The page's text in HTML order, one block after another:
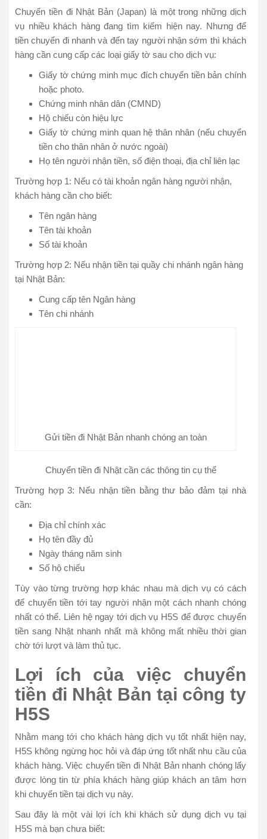
Chuyển tiền đi Nhật Bản (Japan) là một trong những dịch
vụ nhiều khách hàng đang tìm kiếm hiện nay. Nhưng để
tiền chuyển đi nhanh và đến tay người nhận sớm thì khách
hàng cần cung cấp các loại giấy tờ sau cho dịch vụ:
Giấy tờ chứng minh mục đích chuyển tiền bản chính
hoặc photo.
Chứng minh nhân dân (CMND)
Hộ chiếu còn hiệu lực
Giấy tờ chứng minh quan hệ thân nhân (nếu chuyển
tiền cho thân nhân ở nước ngoài)
Họ tên người nhận tiền, số điện thoại, địa chỉ liên lạc
Trường hợp 1: Nếu có tài khoản ngân hàng người nhận,
khách hàng cần cho biết:
Tên ngân hàng
Tên tài khoản
Số tài khoản
Trường hợp 2: Nếu nhận tiền tại quầy chi nhánh ngân hàng
tại Nhật Bản:
Cung cấp tên Ngân hàng
Tên chi nhánh
Gửi tiền đi Nhật Bản nhanh chóng an toàn
Chuyển tiền đi Nhật cần các thông tin cụ thể
Trường hợp 3: Nếu nhận tiền bằng thư bảo đảm tại nhà
cần:
Địa chỉ chính xác
Họ tên đầy đủ
Ngày tháng năm sinh
Số hộ chiếu
Tùy vào từng trường hợp khác nhau mà dịch vụ có cách
để chuyển tiền tới tay người nhận một cách nhanh chóng
nhất có thể. Liên hệ ngay tới dịch vụ H5S để được chuyển
tiền sang Nhật nhanh nhất mà không mất nhiều thời gian
chờ tới lượt và làm thủ tục.
Lợi ích của việc chuyển
tiền đi Nhật Bản tại công ty
H5S
Nhằm mang tới cho khách hàng dịch vụ tốt nhất hiện nay,
H5S không ngừng học hỏi và đáp ứng tốt nhất nhu cầu của
khách hàng. Việc chuyển tiền đi Nhật Bản nhanh chóng lấy
được lòng tin từ phía khách hàng giúp khách an tâm hơn
khi chuyển tiền tại dịch vụ này.
Sau đây là một vài lợi ích khi khách sử dụng dịch vụ tại
H5S mà bạn chưa biết: